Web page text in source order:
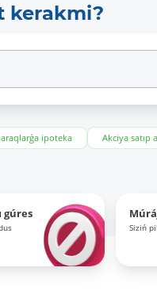
kerakmi?
ipoteka
Akciya satıp
gúres
Siziń